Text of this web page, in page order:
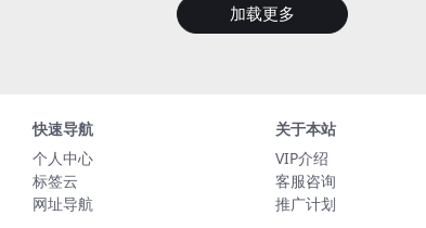
加载更多
快速导航
个人中心
标签云
网址导航
关于本站
VIP介绍
客服咨询
推广计划